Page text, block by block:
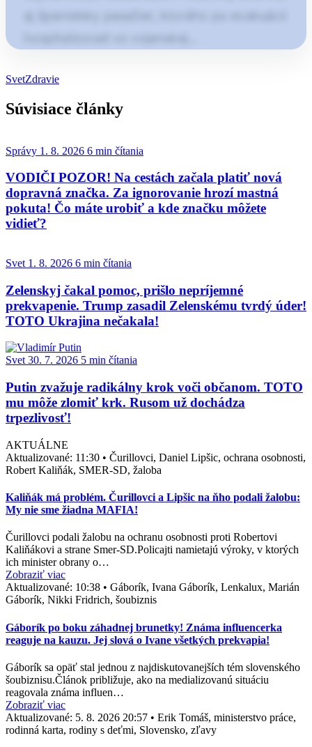
SvetZdravie
Súvisiace články
Správy 1. 8. 2026 6 min čítania
VODIČI POZOR! Na cestách začala platiť nová
dopravná značka. Za ignorovanie hrozí mastná
pokuta! Čo máte urobiť a kde značku môžete
vidieť?
Svet 1. 8. 2026 6 min čítania
Zelenskyj čakal pomoc, prišlo nepríjemné
prekvapenie. Trump zasadil Zelenskému tvrdý úder!
TOTO Ukrajina nečakala!
Svet 30. 7. 2026 5 min čítania
Putin zvažuje radikálny krok voči občanom. TOTO
mu môže zlomiť krk. Rusom už dochádza
trpezlivosť!
AKTUÁLNE
Aktualizované: 11:30 • Čurillovci, Daniel Lipšic, ochrana osobnosti,
Robert Kaliňák, SMER-SD, žaloba
Kaliňák má problém. Čurillovci a Lipšic na ňho podali žalobu:
My nie sme žiadna MAFIA!
Čurillovci podali žalobu na ochranu osobnosti proti Robertovi
Kaliňákovi a strane Smer-SD.Policajti namietajú výroky, v ktorých
ich minister obrany o…
Zobraziť viac
Aktualizované: 10:38 • Gáborík, Ivana Gáborík, Lenkalux, Marián
Gáborík, Nikki Fridrich, šoubiznis
Gáborík po boku záhadnej brunetky! Známa influencerka
reaguje na kauzu. Jej slová o Ivane všetkých prekvapia!
Gáborík sa opäť stal jednou z najdiskutovanejších tém slovenského
šoubiznisu.Článok približuje, ako na medializovanú situáciu
reagovala známa influen…
Zobraziť viac
Aktualizované: 5. 8. 2026 20:57 • Erik Tomáš, ministerstvo práce,
rodinná karta, rodiny s deťmi, Slovensko, zľavy